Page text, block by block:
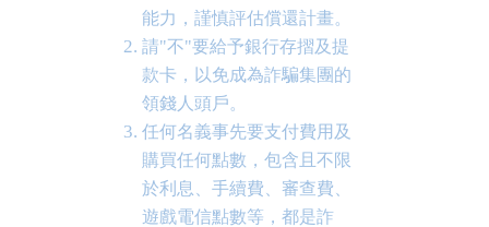
能力，謹慎評估償還計畫。
請"不"要給予銀行存摺及提
款卡，以免成為詐騙集團的
領錢人頭戶。
任何名義事先要支付費用及
購買任何點數，包含且不限
於利息、手續費、審查費、
遊戲電信點數等，都是詐